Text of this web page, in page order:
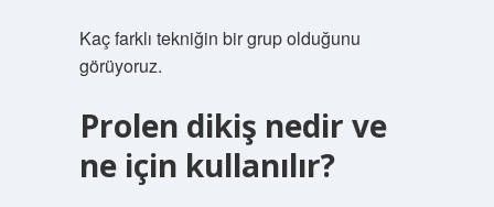
Kaç farklı tekniğin bir grup olduğunu
görüyoruz.
Prolen dikiş nedir ve
ne için kullanılır?